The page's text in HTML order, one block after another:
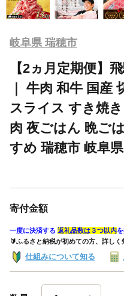
岐阜県 瑞穂市
【2ヵ月定期便】
｜ 牛肉 和牛 国産
スライス すき焼
肉 夜ごはん 晩ご
すめ 瑞穂市 岐阜県
寄付金額
一度に決済する 返礼品数は３つ以内
🔰ふるさと納税が初めての方、詳しく
仕組みについて知る